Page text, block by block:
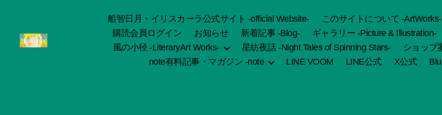
船智日月・イリスカーラ公式サイト -official Website-
このサイトについて -ArtWorks-
購読会員ログイン
お知らせ 新着記事 -Blog-
ギャラリー -Picture & Illustration-
風の小径 -LiteraryArt Works-
星紡夜話 -Night Tales of Spinning Stars-
ショップ
note有料記事・マガジン -note
LINE VOOM LINE公式 X公式